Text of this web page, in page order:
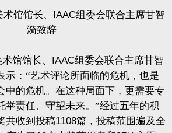
馆馆长、 IAAC组委会联合主席甘智
漪致辞
馆馆长、 IAAC组委会联合主席甘智
示：“艺术评论所面临的危机，也是
中的危机。在这种局面下，更需要专
举责任、守望未来。”经过五年的积
共收到投稿1108篇，投稿范围遍及全